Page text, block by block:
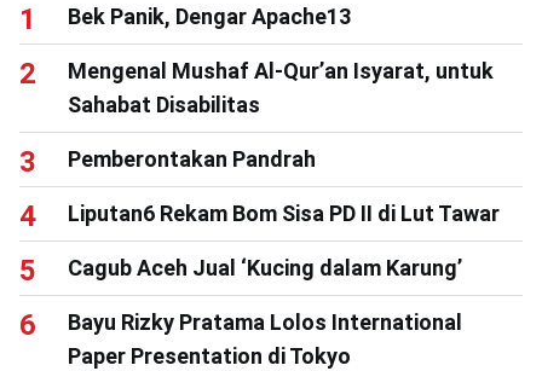
Bek Panik, Dengar Apache13
Mengenal Mushaf Al-Qur’an Isyarat, untuk
Sahabat Disabilitas
Pemberontakan Pandrah
Liputan6 Rekam Bom Sisa PD II di Lut Tawar
Cagub Aceh Jual ‘Kucing dalam Karung’
Bayu Rizky Pratama Lolos International
Paper Presentation di Tokyo